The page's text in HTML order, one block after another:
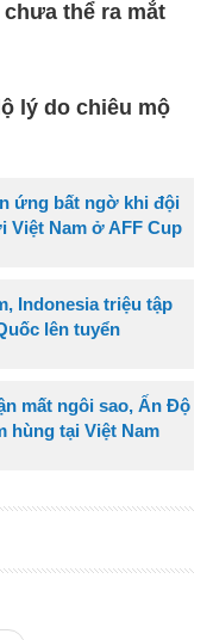
thể ra mắt
lý do chiêu mộ
ứng bất ngờ khi đội
Việt Nam ở AFF Cup
Indonesia triệu tập
lên tuyển
mất ngôi sao, Ấn Độ
hùng tại Việt Nam